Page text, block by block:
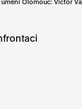
Olomouc: Victor